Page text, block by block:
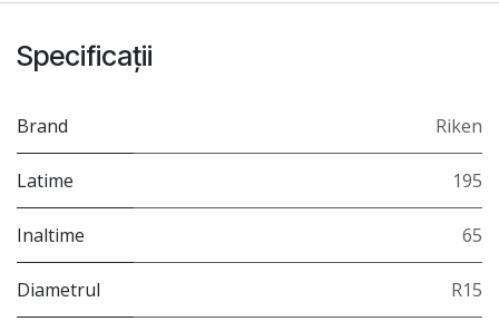
Specificații
Brand Riken
Latime 195
Inaltime 65
Diametrul R15